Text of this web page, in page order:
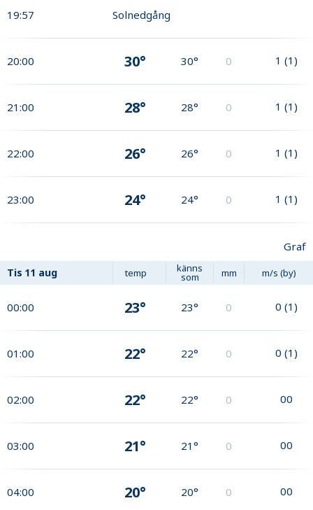
19:57 Solnedgång
20:00 30° 30° 0 1 (1)
21:00 28° 28° 0 1 (1)
22:00 26° 26° 0 1 (1)
23:00 24° 24° 0 1 (1)
Graf
Tis 11 aug temp känns
som mm m/s (by)
00:00 23° 23° 0 0 (1)
01:00 22° 22° 0 0 (1)
02:00 22° 22° 0 00
03:00 21° 21° 0 00
04:00 20° 20° 0 00